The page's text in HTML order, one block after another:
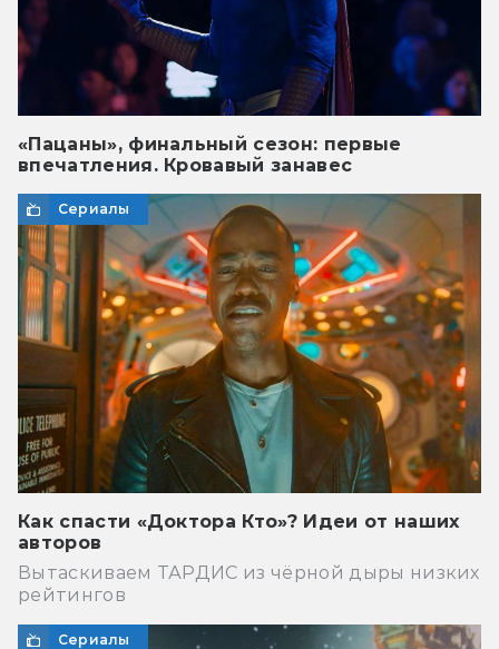
«Пацаны», финальный сезон: первые
впечатления. Кровавый занавес
Сериалы
Как спасти «Доктора Кто»? Идеи от наших
авторов
Вытаскиваем ТАРДИС из чёрной дыры низких
рейтингов
Сериалы